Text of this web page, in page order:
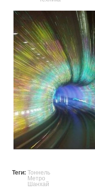
Теги: Тоннель
Метро
Шанхай